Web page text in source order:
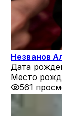
Незванов
Дата
Место
561